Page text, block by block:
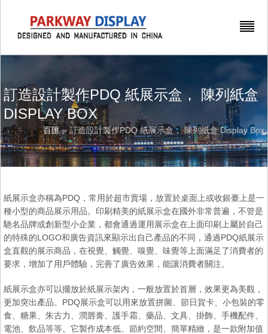
訂造設計製作PDQ 紙展示盒， 陳列紙盒
DISPLAY BOX
百匯» 訂造設計製作PDQ 紙展示盒， 陳列紙盒 Display Box
紙展示盒亦稱為PDQ，常用於超市賣場，放置於桌面上或收銀臺上是一
種小型的商品展示用品。印刷精美的紙展示盒在國外非常普遍，不管是
馳名品牌或創新型小企業，都會通過運用展示盒在上面印刷上屬於自己
的特殊的LOGO和廣告資訊來顯示出自己產品的不同，通過PDQ紙展示
盒直觀的展示商品，在視覺、觸覺、嗅覺、味覺等上面滿足了消費者的
要求，增加了用戶體驗，完善了廣告效果，能讓消費者關注。
紙展示盒亦可以擺放於紙展示架內，一般放置於首層，效果更為美觀，
更加突出產品。PDQ展示盒可以用來放置拼圖、節日賀卡、小包裝的零
食、糖果、朱古力、潤唇膏、護手霜、藥品、文具、掛飾、手機配件、
電池、飲品等等。它製作成本低、節約空間、簡單精緻，是一款附加值